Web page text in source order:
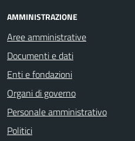
AMMINISTRAZIONE
Aree amministrative
Documenti e dati
Enti e fondazioni
Organi di governo
Personale amministrativo
Politici